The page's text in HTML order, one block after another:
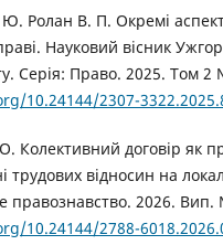
Ролан В. П. Окремі
Науковий вісник
Серія: Право. 2025. Том
10.24144/2307-
Колективний договір як
трудових відносин на
правознавство. 2026.
10.24144/2788-